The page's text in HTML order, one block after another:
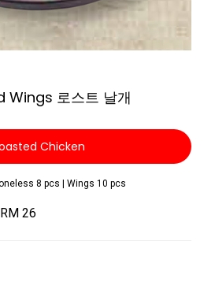
Wings 로스트 날개
Chicken
8 pcs | Wings 10 pcs
RM 26